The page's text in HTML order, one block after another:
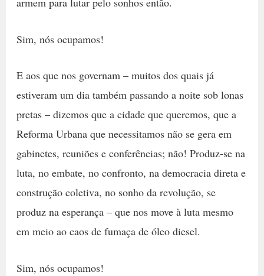
Sim, nós ocupamos!
E aos que nos governam – muitos dos quais já
estiveram um dia também passando a noite sob lonas
pretas – dizemos que a cidade que queremos, que a
Reforma Urbana que necessitamos não se gera em
gabinetes, reuniões e conferências; não! Produz-se na
luta, no embate, no confronto, na democracia direta e
construção coletiva, no sonho da revolução, se
produz na esperança – que nos move à luta mesmo
em meio ao caos de fumaça de óleo diesel.
Sim, nós ocupamos!